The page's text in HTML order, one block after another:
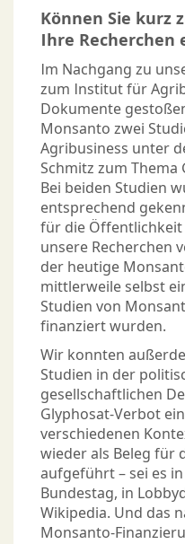
Können Sie kurz
Ihre Recherchen
Im Nachgang zu
zum Institut für
Dokumente
Monsanto zwei
Agribusiness unter
Schmitz zum
Bei beiden Studien
entsprechend
für die
unsere Recherchen
der heutige
mittlerweile selbst
Studien von
finanziert wurden.
Wir konnten
Studien in der
gesellschaftlichen
Glyphosat-Verbot
verschiedenen
wieder als Beleg für
aufgeführt – sei es
Bundestag, in
Wikipedia. Und das
Monsanto-